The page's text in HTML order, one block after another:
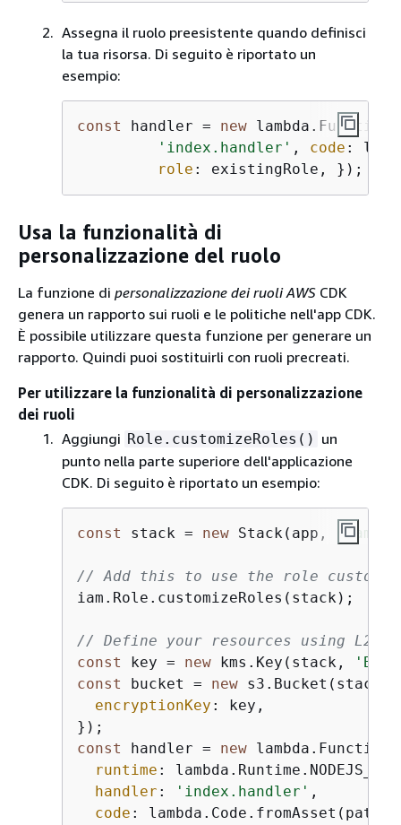
Assegna il ruolo preesistente quando definisci
la tua risorsa. Di seguito è riportato un
esempio:
const handler = new
'index.handler' , code :
role : existingRole, });
Usa la funzionalità di
personalizzazione del ruolo
La funzione di personalizzazione dei ruoli AWS CDK
genera un rapporto sui ruoli e le politiche nell'app CDK.
È possibile utilizzare questa funzione per generare un
rapporto. Quindi puoi sostituirli con ruoli precreati.
Per utilizzare la funzionalità di personalizzazione
dei ruoli
Aggiungi Role.customizeRoles() un
punto nella parte superiore dell'applicazione
CDK. Di seguito è riportato un esempio:
const stack = new Stack(app,
// Add this to use the role
iam.Role.customizeRoles(stack);
// Define your resources using L2
const key = new kms.Key(stack,
const bucket = new s3.Bucket(stack,
encryptionKey : key,
const handler = new
runtime :
handler : 'index.handler' ,
code :